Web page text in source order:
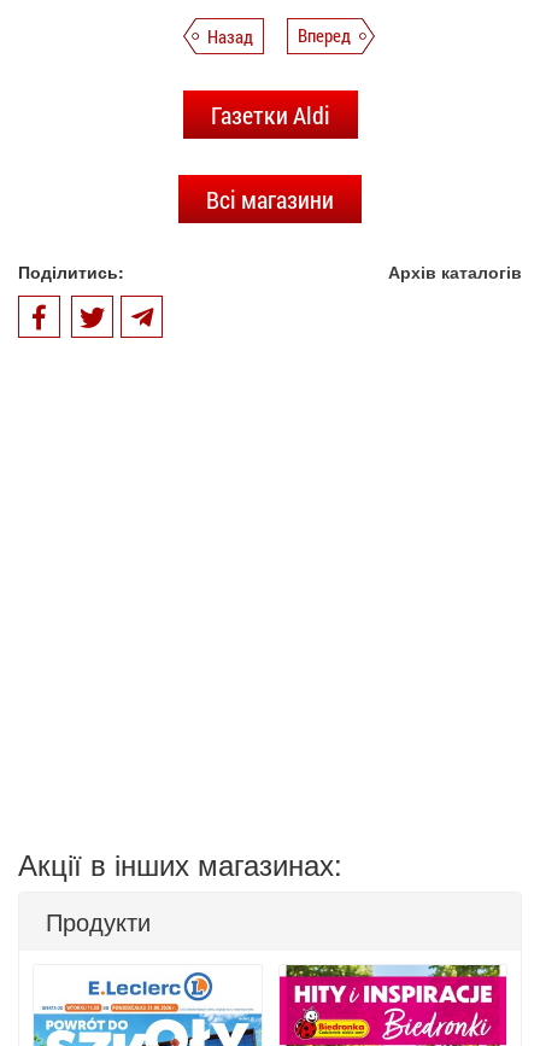
Назад Вперед
Газетки Aldi
Всі магазини
Поділитись: Архів каталогів
Акції в інших магазинах:
Продукти